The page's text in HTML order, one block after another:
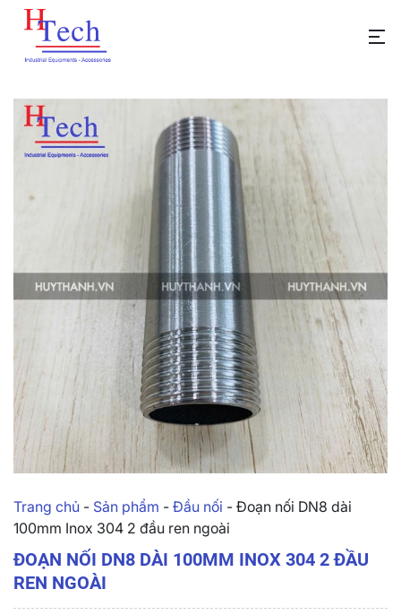
Trang chủ - Sản phẩm - Đầu nối - Đoạn nối DN8 dài
100mm Inox 304 2 đầu ren ngoài
ĐOẠN NỐI DN8 DÀI 100MM INOX 304 2 ĐẦU
REN NGOÀI